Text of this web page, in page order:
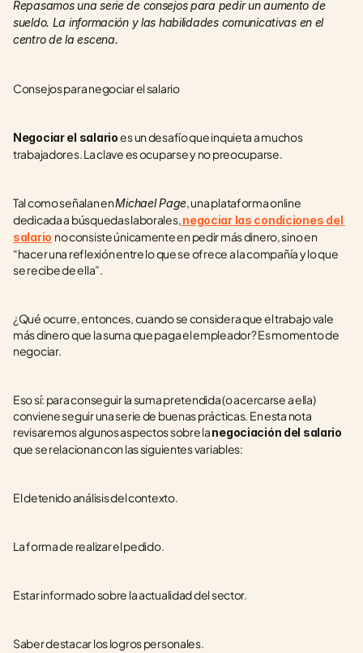
Repasamos una serie de consejos para pedir un aumento de
sueldo. La información y las habilidades comunicativas en el
centro de la escena.
Consejos para negociar el salario
Negociar el salario es un desafío que inquieta a muchos
trabajadores. La clave es ocuparse y no preocuparse.
Tal como señalan en Michael Page, una plataforma online
dedicada a búsquedas laborales,negociar las condiciones del
salario no consiste únicamente en pedir más dinero, sino en
“hacer una reflexión entre lo que se ofrece a la compañía y lo que
se recibe de ella”.
¿Qué ocurre, entonces, cuando se considera que el trabajo vale
más dinero que la suma que paga el empleador? Es momento de
negociar.
Eso sí: para conseguir la suma pretendida (o acercarse a ella)
conviene seguir una serie de buenas prácticas. En esta nota
revisaremos algunos aspectos sobre la
que se relacionan con las siguientes variables:
El detenido análisis del contexto.
La forma de realizar el pedido.
Estar informado sobre la actualidad del sector.
Saber destacar los logros personales.